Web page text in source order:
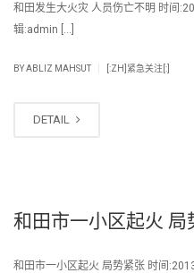
和田发生大火灾 人员伤亡不明 时
辑:admin […]
BYABLIZ MAHSUT [:ZH]紧急关注[:]
DETAIL
和田市一小区起火 局
和田市一小区起火 局势紧张 时间